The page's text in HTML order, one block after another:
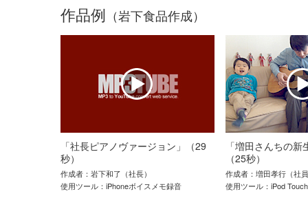
作品例 （岩下食品作成）
「社長ピアノヴァージョン」（29
秒）
作成者：岩下和了（社長）
使用ツール：iPhoneボイスメモ録音
「増田さんちの
（25秒）
作成者：増田孝行（社
使用ツール：iPod Touch